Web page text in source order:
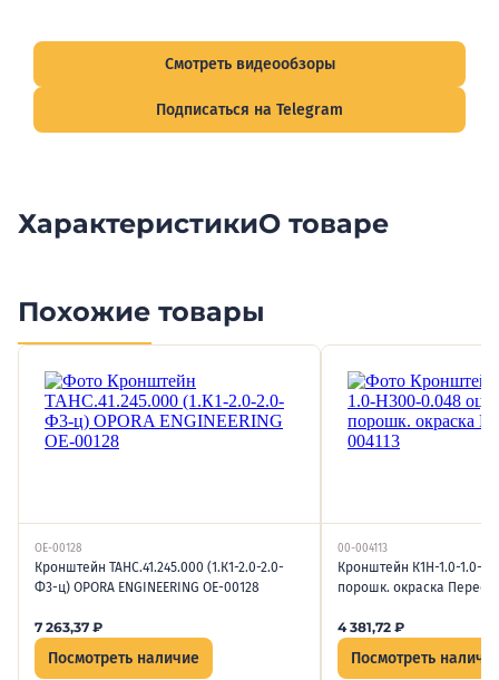
Смотреть видеообзоры
Подписаться на Telegram
ХарактеристикиО товаре
Похожие товары
OE-00128
Кронштейн ТАНС.41.245.000 (1.К1-2.0-2.0-
Ф3-ц) OPORA ENGINEERING OE-00128
7 263,37 ₽
Посмотреть наличие
00-004113
Кронштейн К1Н-1.0-1.0-
порошк. окраска
4 381,72 ₽
Посмотреть